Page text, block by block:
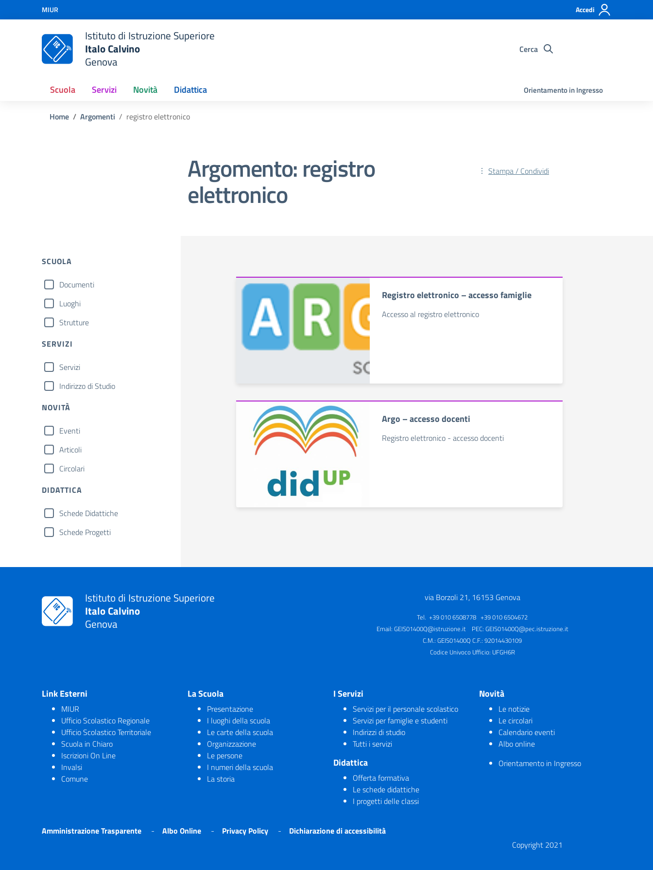
Vai ai contenuti
Vai al menu di navigazione
MIUR Accedi
Istituto di Istruzione Superiore
Italo Calvino
Genova
Cerca
Orientamento in Ingresso
Scuola Servizi Novità Didattica
Home Argomenti registro elettronico
Argomento: registro
elettronico
Stampa / Condividi
SCUOLA
Documenti
Luoghi
Strutture
SERVIZI
Servizi
Indirizzo di Studio
NOVITÀ
Eventi
Articoli
Circolari
DIDATTICA
Schede Didattiche
Schede Progetti
Registro elettronico – accesso famiglie
Accesso al registro elettronico
Argo – accesso docenti
Registro elettronico - accesso docenti
Istituto di Istruzione Superiore
Italo Calvino
Genova
via Borzoli 21, 16153 Genova
Tel. +39 010 6508778 +39 010 6504672
Email: GEIS01400Q@istruzione.itPEC: GEIS01400Q@pec.istruzione.it
C.M.: GEIS01400Q C.F.: 92014430109
Codice Univoco Ufficio: UFGH6R
Link Esterni
MIUR
Ufficio Scolastico Regionale
Ufficio Scolastico Territoriale
Scuola in Chiaro
Iscrizioni On Line
Invalsi
Comune
La Scuola
Presentazione
I luoghi della scuola
Le carte della scuola
Organizzazione
Le persone
I numeri della scuola
La storia
I Servizi
Servizi per il personale scolastico
Servizi per famiglie e studenti
Indirizzi di studio
Tutti i servizi
Didattica
Offerta formativa
Le schede didattiche
I progetti delle classi
Novità
Le notizie
Le circolari
Calendario eventi
Albo online
Orientamento in Ingresso
Amministrazione Trasparente Albo Online Privacy Policy
Dichiarazione di accessibilità
Copyright 2021